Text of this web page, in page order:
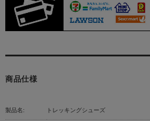
商品仕様
製品名: トレッキングシューズ